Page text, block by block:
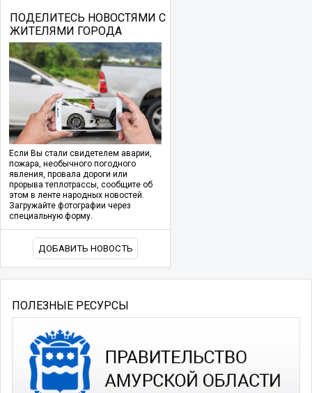
ПОДЕЛИТЕСЬ НОВОСТЯМИ С
ЖИТЕЛЯМИ ГОРОДА
Если Вы стали свидетелем аварии,
пожара, необычного погодного
явления, провала дороги или
прорыва теплотрассы, сообщите об
этом в ленте народных новостей.
Загружайте фотографии через
специальную форму.
ДОБАВИТЬ НОВОСТЬ
ПОЛЕЗНЫЕ РЕСУРСЫ